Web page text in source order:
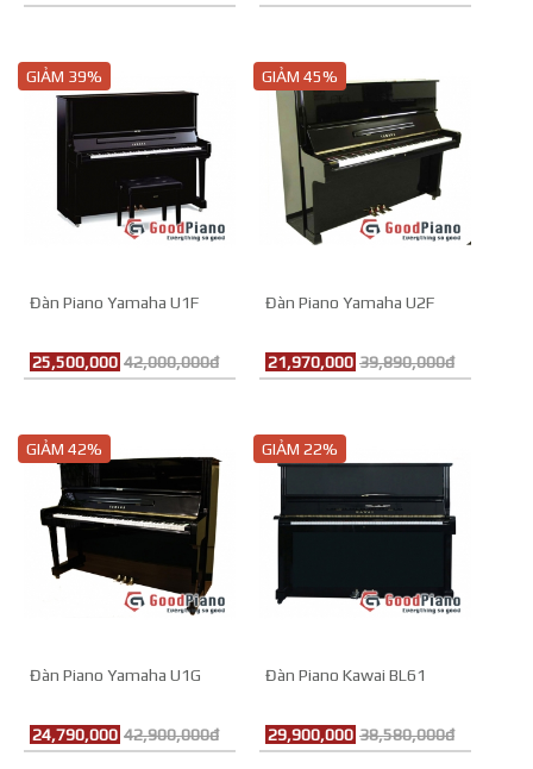
GIẢM 39%
Đàn Piano Yamaha U1F
25,500,000 42,000,000đ
GIẢM 45%
Đàn Piano Yamaha U2F
21,970,000 39,890,000đ
GIẢM 42%
Đàn Piano Yamaha U1G
24,790,000 42,900,000đ
GIẢM 22%
Đàn Piano Kawai BL61
29,900,000 38,580,000đ